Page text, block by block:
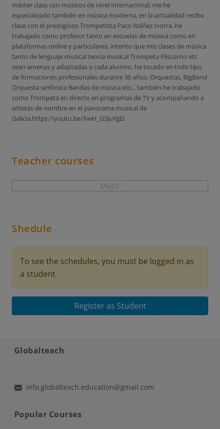
máster class con músicos de nivel internacional, me he
especializado también en música moderna, en la actualidad recibo
clase con el prestigioso Trompetista Paco Ibáñez Ivorra, he
trabajado como profesor tanto en escuelas de música como en
plataformas online y particulares, intento que mis clases de música
tanto de lenguaje musical teoría musical Trompeta Fliscorno etc
sean amenas y adaptadas a cada alumno, he tocado en todo tipo
de formaciones profesionales durante 30 años. Orquestas, BigBand
Orquesta sinfónica Bandas de música etc... también he trabajado
como Trompeta en directo en programas de TV y acompañando a
artistas de nombre en el panorama musical de
Galicia.https://youtu.be/XwH_G3juYgEi
Teacher courses
Music
Shedule
To see the schedules, you must be logged in as
a student
Register as Student
Globalteach
info.globalteach.education@gmail.com
Popular Courses